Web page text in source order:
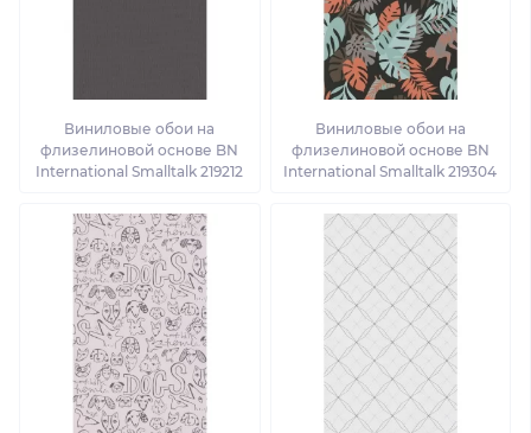
Виниловые обои на
флизелиновой основе BN
International Smalltalk 219212
Виниловые обои на
флизелиновой основе BN
International Smalltalk 219304